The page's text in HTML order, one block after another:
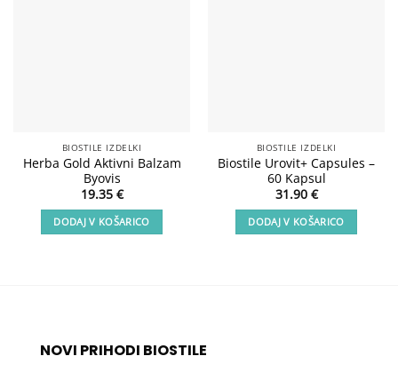
BIOSTILE IZDELKI
Herba Gold Aktivni Balzam
Byovis
19.35 €
DODAJ V KOŠARICO
BIOSTILE IZDELKI
Biostile Urovit+ Capsules –
60 Kapsul
31.90 €
DODAJ V KOŠARICO
NOVI PRIHODI BIOSTILE